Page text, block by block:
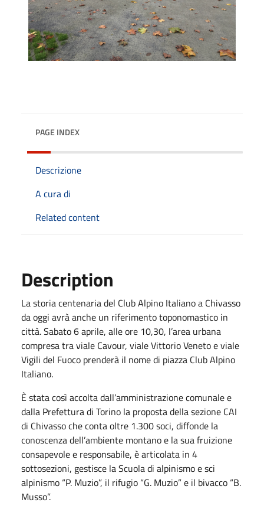
PAGE INDEX
Descrizione
A cura di
Related content
Description
La storia centenaria del Club Alpino Italiano a Chivasso
da oggi avrà anche un riferimento toponomastico in
città. Sabato 6 aprile, alle ore 10,30, l’area urbana
compresa tra viale Cavour, viale Vittorio Veneto e viale
Vigili del Fuoco prenderà il nome di piazza Club Alpino
Italiano.
È stata così accolta dall’amministrazione comunale e
dalla Prefettura di Torino la proposta della sezione CAI
di Chivasso che conta oltre 1.300 soci, diffonde la
conoscenza dell’ambiente montano e la sua fruizione
consapevole e responsabile, è articolata in 4
sottosezioni, gestisce la Scuola di alpinismo e sci
alpinismo “P. Muzio”, il rifugio “G. Muzio” e il bivacco “B.
Musso”.